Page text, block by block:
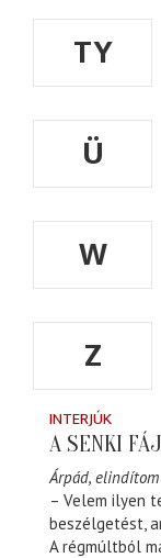
TY
Ü
W
Z
INTERJÚK
A SENKI
Árpád,
– Velem ilyen
beszélgetést,
A régmúltból